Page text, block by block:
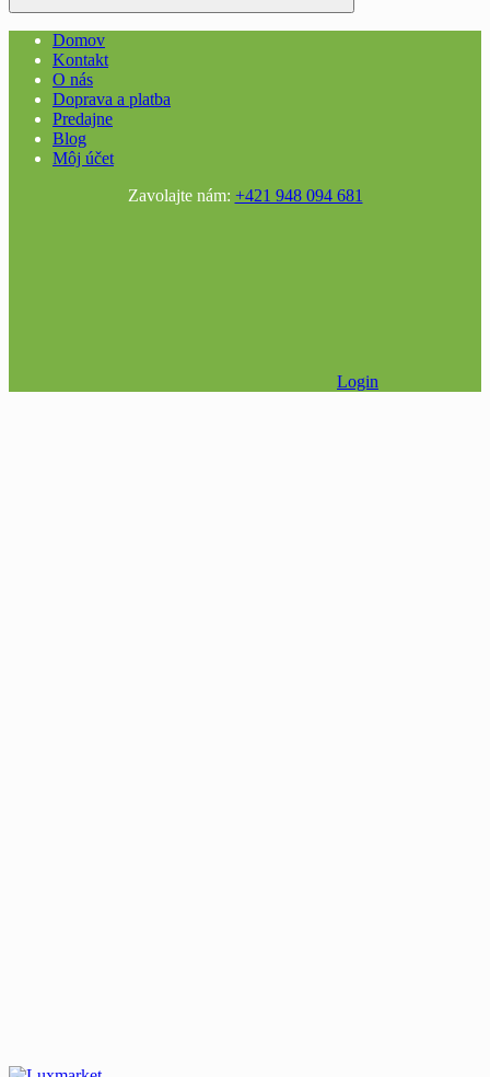
Domov
Kontakt
O nás
Doprava a platba
Predajne
Blog
Môj účet
Zavolajte nám: +421 948 094 681
Login